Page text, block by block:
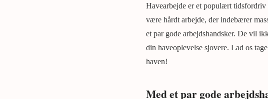
Havearbejde er et populært tidsfordriv
være hårdt arbejde, der indebærer
et par gode arbejdshandsker. De vil
din haveoplevelse sjovere. Lad os
haven!
Med et par gode